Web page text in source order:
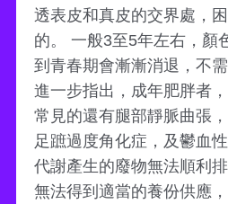
透表皮和真皮的交界處，
的。 一般3至5年左右，顏
到青春期會漸漸消退，不
進一步指出，成年肥胖者
常見的還有腿部靜脈曲張
足蹠過度角化症，及鬱血
代謝產生的廢物無法順利
無法得到適當的養份供應